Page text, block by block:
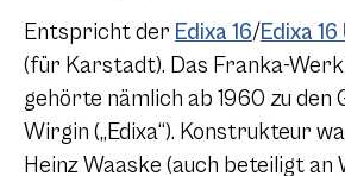
Entspricht der Edixa 16/Edixa 16
(für Karstadt). Das Franka-
gehörte nämlich ab 1960 zu den
Wirgin („Edixa“). Konstrukteur
Heinz Waaske (auch beteiligt an